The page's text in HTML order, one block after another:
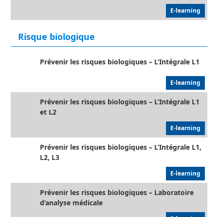
E-learning
Risque biologique
Prévenir les risques biologiques – L’Intégrale L1
E-learning
Prévenir les risques biologiques – L’Intégrale L1
et L2
E-learning
Prévenir les risques biologiques – L’Intégrale L1,
L2, L3
E-learning
Prévenir les risques biologiques – Laboratoire
d’analyse médicale